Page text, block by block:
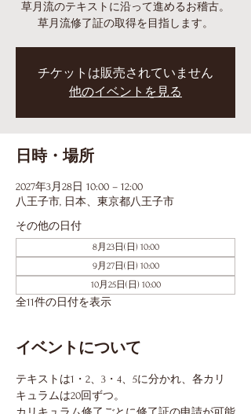
草月流のテキストに沿って進めるお稽古。
草月流修了証の取得を目指します。
チケットは販売されていません
他のイベントを見る
日時・場所
2027年3月28日 10:00 – 12:00
八王子市, 日本、東京都八王子市
その他の日付
8月23日(日) 10:00
9月27日(日) 10:00
10月25日(日) 10:00
全11件の日付を表示
イベントについて
テキストは1・2、3・4、5に分かれ、各カリ
キュラムは20回ずつ。